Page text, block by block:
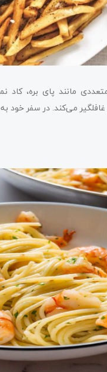
متعددی مانند پای بره،
می‌کند. در سفر خود به